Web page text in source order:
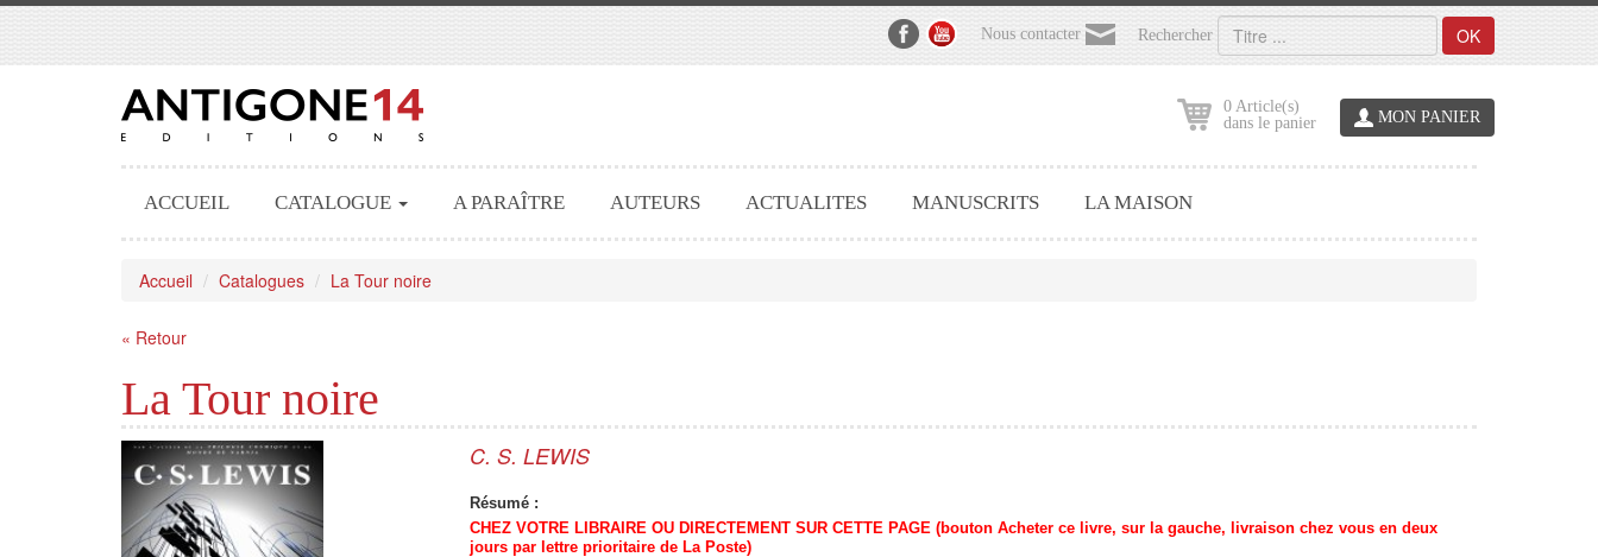
Nous contacter Rechercher OK
0 Article(s)
dans le panier
MON PANIER
ACCUEIL CATALOGUE A PARAÎTRE AUTEURS ACTUALITES MANUSCRITS LA MAISON
Accueil Catalogues La Tour noire
« Retour
La Tour noire
C. S. LEWIS
Résumé :
CHEZ VOTRE LIBRAIRE OU DIRECTEMENT SUR CETTE PAGE (bouton Acheter ce livre, sur la gauche, livraison chez vous en deux
jours par lettre prioritaire de La Poste)